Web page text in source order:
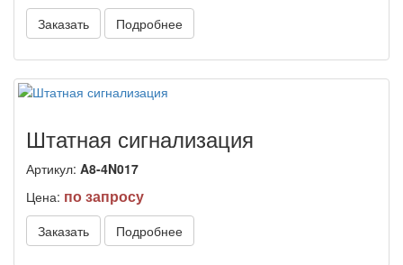
Заказать Подробнее
Штатная сигнализация
Артикул: A8-4N017
Цена: по запросу
Заказать Подробнее